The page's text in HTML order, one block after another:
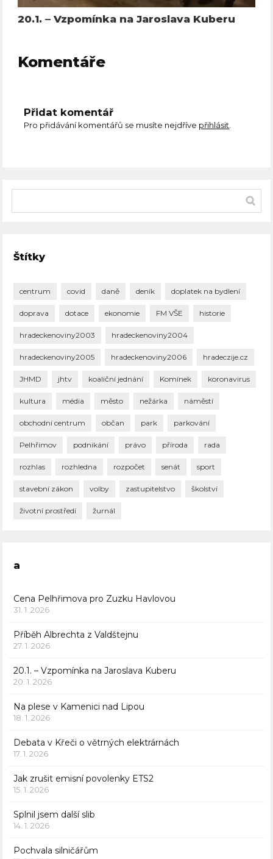
20.1. – Vzpomínka na Jaroslava Kuberu
Komentáře
Přidat komentář
Pro přidávání komentářů se musíte nejdříve přihlásit
Štítky
centrum covid daně deník doplatek na bydlení
doprava dotace ekonomie FM VŠE historie
hradeckenoviny2003 hradeckenoviny2004
hradeckenoviny2005 hradeckenoviny2006 hradeczije.cz
JHMD jhtv koaliční jednání Komínek koronavirus
kultura média město nežárka náměstí
obchodní centrum občan park parkování
Pelhřimov podnikání právo příroda rada
rozhlas rozhledna rozpočet senát sport
stavební zákon volby zastupitelstvo školství
životní prostředí žurnál
a
Cena Pelhřimova pro Zuzku Havlovou
31. 1. 2026
Příběh Albrechta z Valdštejnu
27. 1. 2026
20.1. – Vzpomínka na Jaroslava Kuberu
20. 1. 2026
Na plese v Kamenici nad Lipou
18. 1. 2026
Debata v Křeči o větrných elektrárnách
17. 1. 2026
Jak zrušit emisní povolenky ETS2
15. 1. 2026
Splnil jsem další slib
14. 1. 2026
Pochvala silničářům